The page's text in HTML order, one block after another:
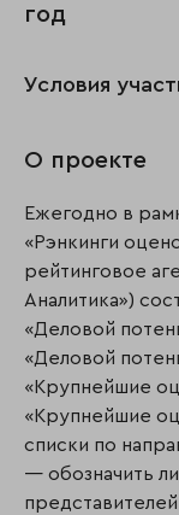
год
Условия
О проекте
Ежегодно в
«Рэнкинги
рейтинговое
Аналитика»)
«Деловой
«Деловой
«Крупнейшие
«Крупнейшие
списки по
— обозначить